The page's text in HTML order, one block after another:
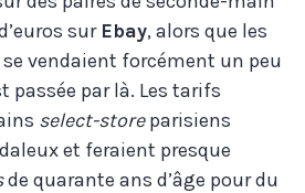
sur Ebay, alors que les
se vendaient forcément un peu
passée par là. Les tarifs
select-storeparisiens
et feraient presque
de quarante ans d’âge pour du